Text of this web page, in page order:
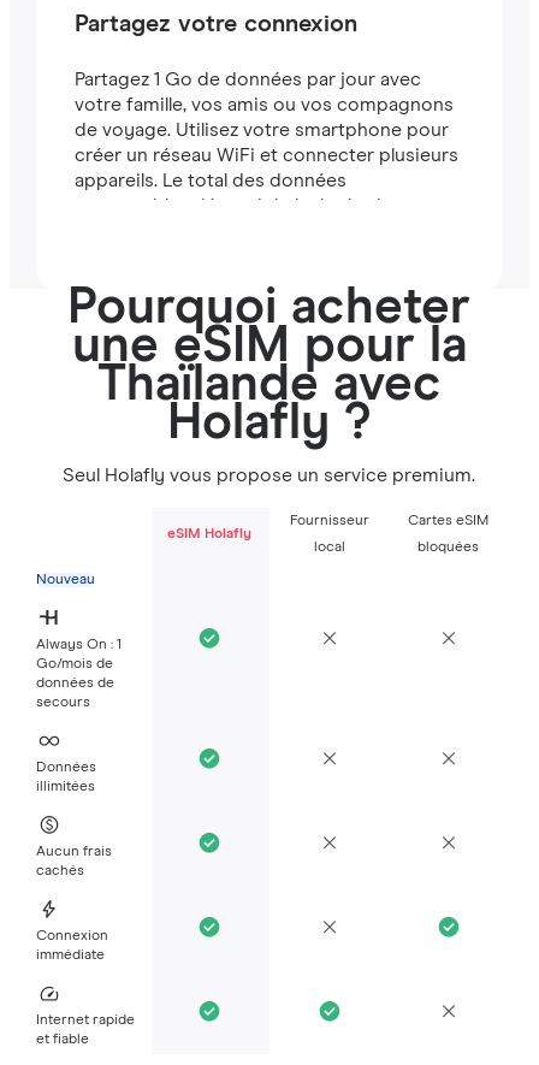
Partagez votre connexion
Partagez 1 Go de données par jour avec
votre famille, vos amis ou vos compagnons
de voyage. Utilisez votre smartphone pour
créer un réseau WiFi et connecter plusieurs
appareils. Le total des données
partageables dépend de la durée de votre
Pourquoi acheter
une eSIM pour la
Thaïlande avec
Holafly ?
Seul Holafly vous propose un service premium.
eSIM Holafly
Fournisseur
local
Cartes eSIM
bloquées
Nouveau
Always On : 1
Go/mois de
données de
secours
Données
illimitées
Aucun frais
cachés
Connexion
immédiate
Internet rapide
et fiable